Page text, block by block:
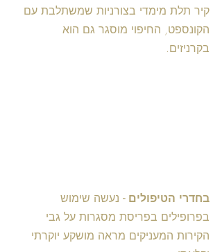
קיר תלת מימדי בצורניות שמשתלבת עם
הקונספט, החיפוי מוסגר גם הוא
בקרניזים.
בחדרי הטיפולים - נעשה שימוש
בפרופילים בפריסת מסגרות על גבי
הקירות המעניקים מראה מושקע יוקרתי